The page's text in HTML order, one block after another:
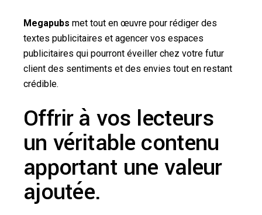
Megapubs met tout en œuvre pour rédiger des
textes publicitaires et agencer vos espaces
publicitaires qui pourront éveiller chez votre futur
client des sentiments et des envies tout en restant
crédible.
Offrir à vos lecteurs
un véritable contenu
apportant une valeur
ajoutée.